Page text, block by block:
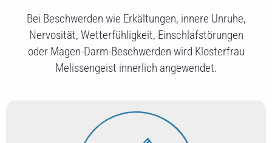
Bei Beschwerden wie Erkältungen, innere Unruhe,
Nervosität, Wetterfühligkeit, Einschlafstörungen
oder Magen-Darm-Beschwerden wird Klosterfrau
Melissengeist innerlich angewendet.